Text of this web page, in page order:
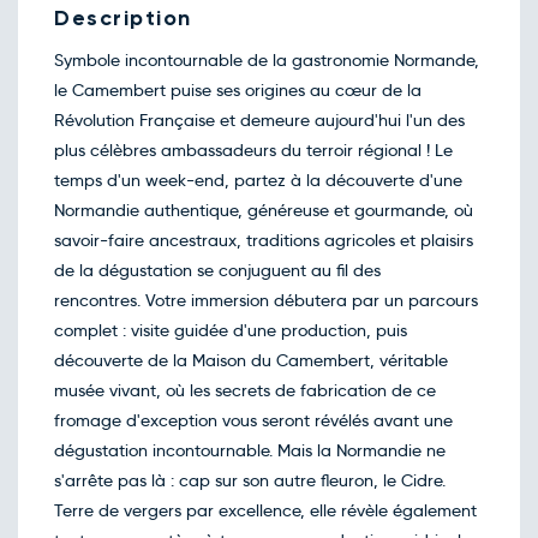
26
342€
Octobre 2026
Jeu.
01
oct.
342€ /pers
Retour le Ven. 02 oct. 26
Description
Symbole incontournable de la gastronomie Normande,
le Camembert puise ses origines au cœur de la
Révolution Française et demeure aujourd'hui l'un des
plus célèbres ambassadeurs du terroir régional ! Le
temps d'un week-end, partez à la découverte d'une
Normandie authentique, généreuse et gourmande, où
savoir-faire ancestraux, traditions agricoles et plaisirs
de la dégustation se conjuguent au fil des
rencontres. Votre immersion débutera par un parcours
complet : visite guidée d'une production, puis
découverte de la Maison du Camembert, véritable
musée vivant, où les secrets de fabrication de ce
fromage d'exception vous seront révélés avant une
dégustation incontournable. Mais la Normandie ne
s'arrête pas là : cap sur son autre fleuron, le Cidre.
Terre de vergers par excellence, elle révèle également